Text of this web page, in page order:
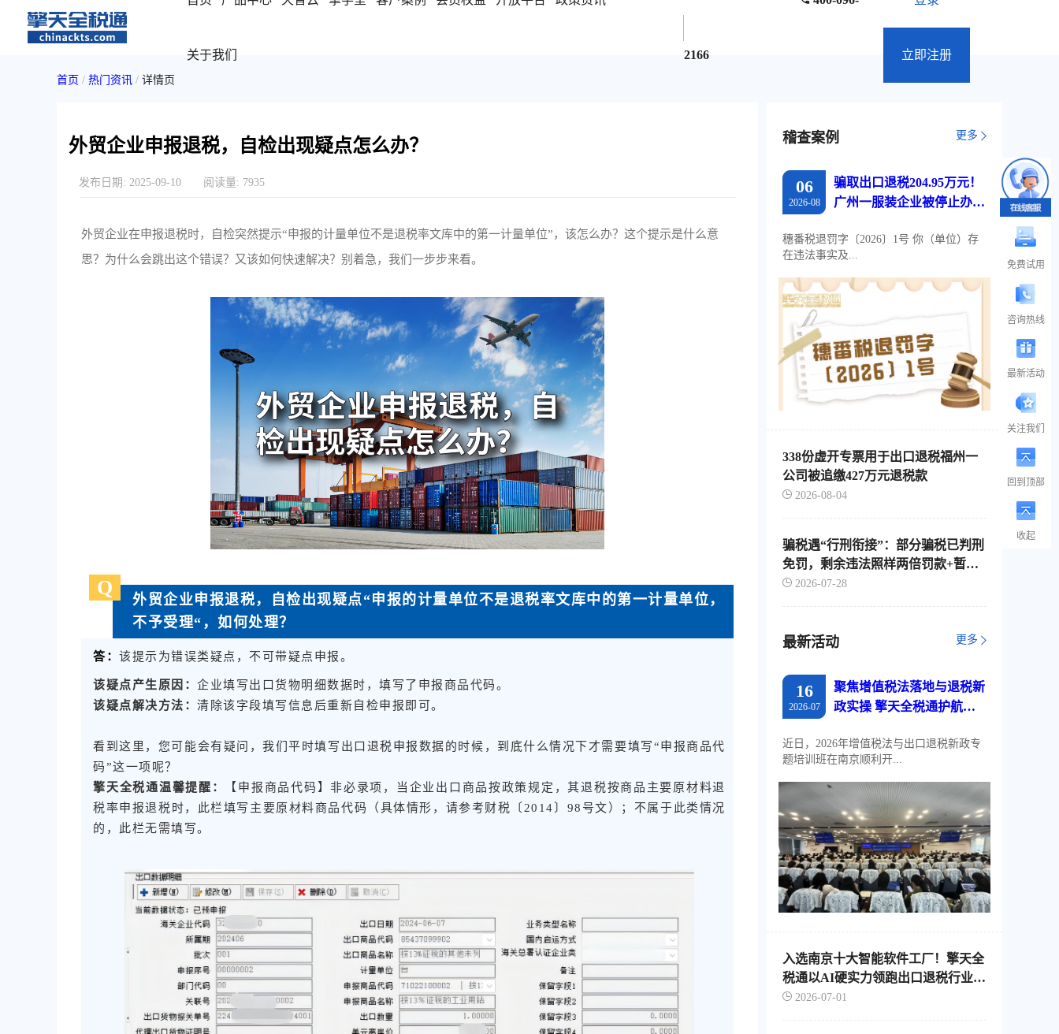
关于我们 2166 立即注册
首页 / 热门资讯 / 详情页
外贸企业申报退税，自检出现疑点怎么办？
发布日期: 2025-09-10 阅读量: 7935
外贸企业在申报退税时，自检突然提示“申报的计量单位不是退税率文库中的第一计量单位”，该怎么办？这个提示是什么意
思？为什么会跳出这个错误？又该如何快速解决？别着急，我们一步步来看。
Q
外贸企业申报退税，自检出现疑点“申报的计量单位不是退税率文库中的第一计量单位，
不予受理“，如何处理？
答：该提示为错误类疑点，不可带疑点申报。
该疑点产生原因：企业填写出口货物明细数据时，填写了申报商品代码。
该疑点解决方法：清除该字段填写信息后重新自检申报即可。
看到这里，您可能会有疑问，我们平时填写出口退税申报数据的时候，到底什么情况下才需要填写“申报商品代
码”这一项呢？
擎天全税通温馨提醒：
【申报商品代码】非必录项，当企业出口商品按政策规定，其退税按商品主要原材料退
税率申报退税时，此栏填写主要原材料商品代码（具体情形，请参考财税〔2014〕98号文）；不属于此类情况
的，此栏无需填写。​​​​​​​
稽查案例 更多
06
2026-08
骗取出口退税204.95万元！
广州一服装企业被停止办理
穗番税退罚字〔2026〕1号 你（单位）存
在违法事实及...
338份虚开专票用于出口退税福州一
公司被追缴427万元退税款
2026-08-04
骗税遇“行刑衔接”：部分骗税已判刑
免罚，剩余违法照样两倍罚款+暂停
出口退税
2026-07-28
最新活动 更多
16
2026-07
聚焦增值税法落地与退税新
政实操 擎天全税通护航江
近日，2026年增值税法与出口退税新政专
题培训班在南京顺利开...
入选南京十大智能软件工厂！擎天全
税通以AI硬实力领跑出口退税行业智
能化转型
2026-07-01
免费试用
咨询热线
最新活动
关注我们
回到顶部
收起